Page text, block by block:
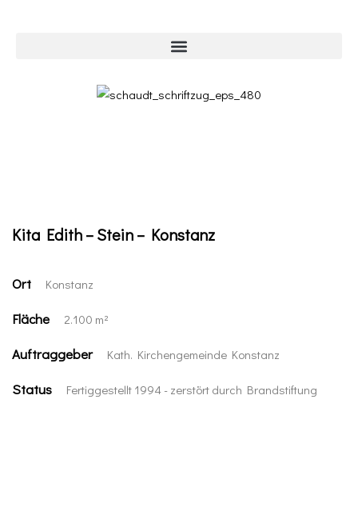
Kita Edith – Stein – Konstanz
Ort Konstanz
Fläche 2.100 m²
Auftraggeber Kath. Kirchengemeinde Konstanz
Status Fertiggestellt 1994 - zerstört durch Brandstiftung